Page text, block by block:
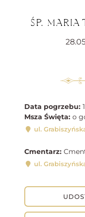
ŚP. MARIA
Data pogrzebu:
Msza Święta: o
ul.
Cmentarz:
ul.